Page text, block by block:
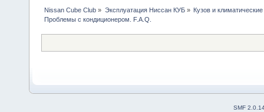
Nissan Cube Club » Эксплуатация Ниссан КУБ» Кузов и
Проблемы с кондиционером. F.A.Q.
SMF